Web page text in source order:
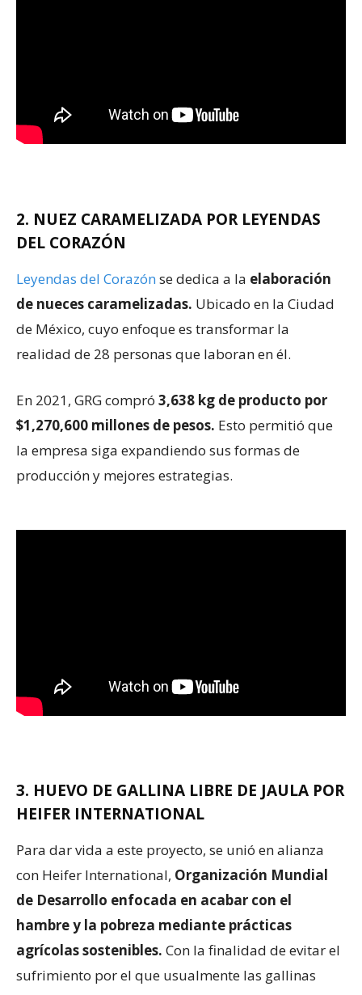
2. NUEZ CARAMELIZADA POR LEYENDAS
DEL CORAZÓN
Leyendas del Corazónse dedica a la elaboración
de nueces caramelizadas. Ubicado en la Ciudad
de México, cuyo enfoque es transformar la
realidad de 28 personas que laboran en él.
En 2021, GRG compró 3,638 kg de producto por
$1,270,600 millones de pesos. Esto permitió que
la empresa siga expandiendo sus formas de
producción y mejores estrategias.
3. HUEVO DE GALLINA LIBRE DE JAULA POR
HEIFER INTERNATIONAL
Para dar vida a este proyecto, se unió en alianza
con Heifer International, Organización Mundial
de Desarrollo enfocada en acabar con el
hambre y la pobreza mediante prácticas
agrícolas sostenibles. Con la finalidad de evitar el
sufrimiento por el que usualmente las gallinas